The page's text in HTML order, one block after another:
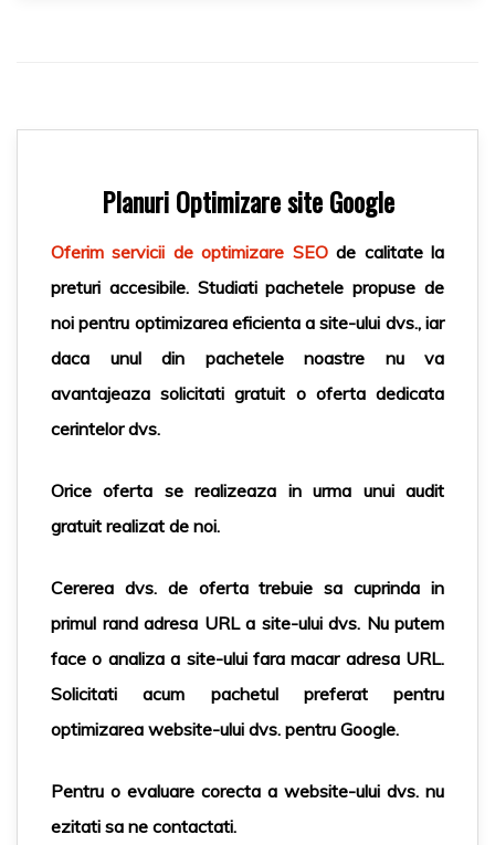
Planuri Optimizare site Google
Oferimservicii de optimizare SEOde calitate la
preturi accesibile. Studiati pachetele propuse de
noi pentru optimizarea eficienta a site-ului dvs., iar
daca unul din pachetele noastre nu va
avantajeaza solicitati gratuit o oferta dedicata
cerintelor dvs.
Orice oferta se realizeaza in urma unui audit
gratuit realizat de noi.
Cererea dvs. de oferta trebuie sa cuprinda in
primul rand adresa URL a site-ului dvs. Nu putem
face o analiza a site-ului fara macar adresa URL.
Solicitati acum pachetul preferat pentru
optimizarea website-ului dvs. pentru Google.
Pentru o evaluare corecta a website-ului dvs. nu
ezitati sa ne contactati.